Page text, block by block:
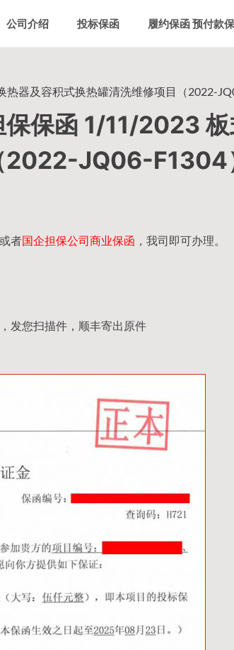
公司介绍 投标保函 履约保函 预付款
器及容积式换热罐清洗维修项目（2022-
保函 1/11/2023
2022-JQ06-F1304
或者国企担保公司商业保函 ，我司即可办理。
发您扫描件，顺丰寄出原件